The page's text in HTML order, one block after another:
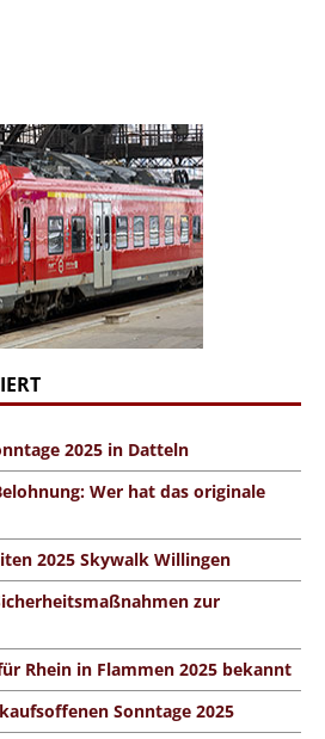
2025 in Datteln
Wer hat das originale
2025 Skywalk Willingen
zur
Rhein in Flammen 2025 bekannt
Sonntage 2025